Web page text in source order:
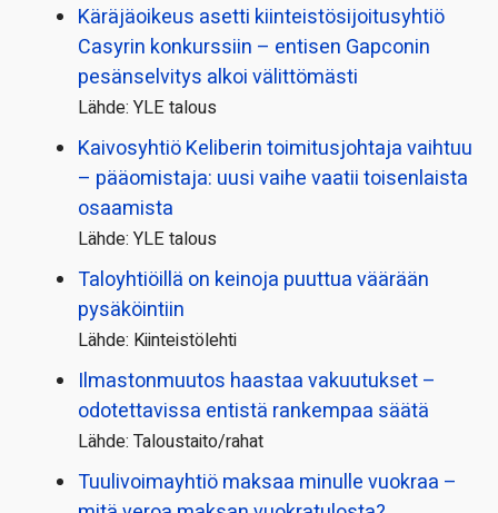
Käräjäoikeus asetti kiinteistö­sijoitusyhtiö
Casyrin konkurssiin – entisen Gapconin
pesänselvitys alkoi välittömästi
Lähde: YLE talous
Kaivosyhtiö Keliberin toimitusjohtaja vaihtuu
– pääomistaja: uusi vaihe vaatii toisenlaista
osaamista
Lähde: YLE talous
Taloyhtiöillä on keinoja puuttua väärään
pysäköintiin
Lähde: Kiinteistölehti
Ilmastonmuutos haastaa vakuutukset –
odotettavissa entistä rankempaa säätä
Lähde: Taloustaito/rahat
Tuulivoimayhtiö maksaa minulle vuokraa –